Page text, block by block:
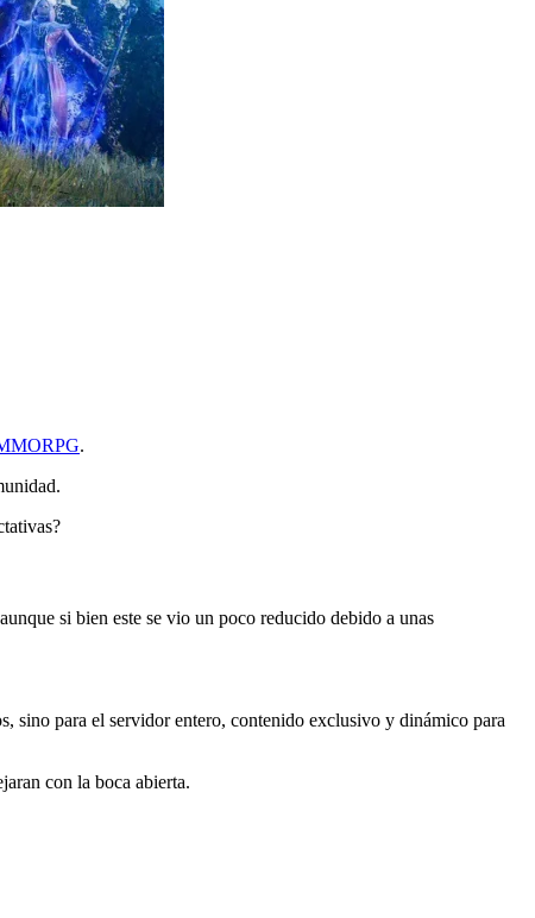
.
si bien este se vio un poco reducido debido a unas
sino para el servidor entero, contenido exclusivo y dinámico para
con la boca abierta.